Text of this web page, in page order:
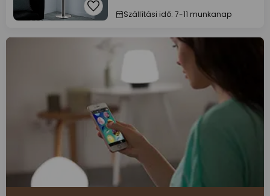
Szállítási idő: 7-11 munkanap